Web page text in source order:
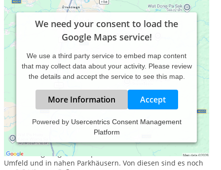
We need your consent to load the
Google Maps service!
We use a third party service to embed map content
that may collect data about your activity. Please review
the details and accept the service to see this map.
More Information Accept
Powered by Usercentrics Consent Management
Platform
Die urgemütliche und ruhige Praxis liegt mitten in Kiel in der
unmittelbaren Nähe des Hauptbahnhofes.
Somit sind genügend Parkplätze direkt im unmittelbaren
Umfeld und in nahen Parkhäusern. Von diesen sind es noch